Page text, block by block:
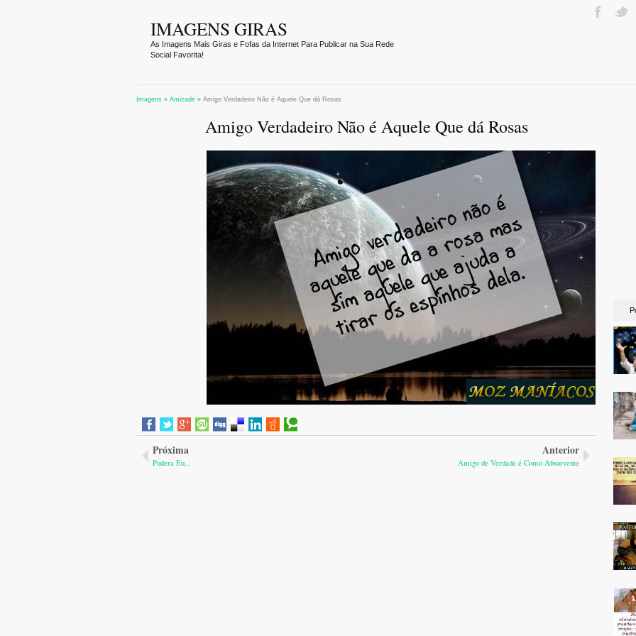
IMAGENS GIRAS
As Imagens Mais Giras e Fofas da Internet Para Publicar na Sua Rede
Social Favorita!
Imagens » Amizade » Amigo Verdadeiro Não é Aquele Que dá Rosas
Amigo Verdadeiro Não é Aquele Que dá Rosas
Próxima
Pudera Eu...
Anterior
Amigo de Verdade é Como Absorvente